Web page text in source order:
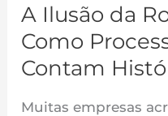
A Ilusão da
Como
Contam
Muitas empresas
Contam
Histórias
Incompletas